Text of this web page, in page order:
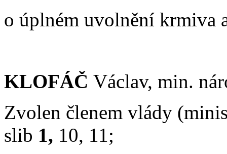
o úplném uvolnění krmiva
KLOFÁČ Václav, min.
Zvolen členem vlády
slib 1, 10, 11;